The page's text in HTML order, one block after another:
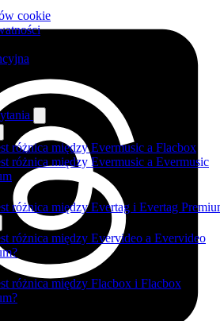
cookie
różnica między Evermusic a Flacbox
różnica między Evermusic a Evermusic
różnica między Evertag i Evertag
różnica między Evervideo a Evervideo
różnica między Flacbox i Flacbox